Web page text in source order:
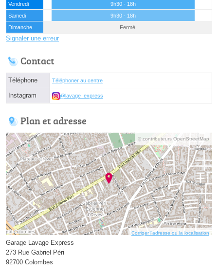
Vendredi
9h30 - 18h
Samedi
9h30 - 18h
Dimanche
Fermé
Signaler une erreur
Contact
Téléphone Téléphoner au centre
Instagram @lavage_express
Plan et adresse
© contributeurs OpenStreetMap
Corriger l’adresse ou la localisation
Garage Lavage Express
273 Rue Gabriel Péri
92700 Colombes